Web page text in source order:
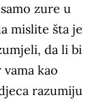
zure u
mislite šta je
da li bi
kao
razumiju